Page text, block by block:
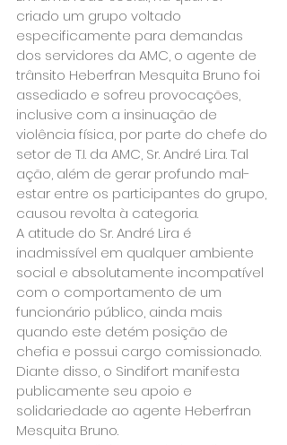
criado um grupo voltado
especificamente para demandas
dos servidores da AMC, o agente de
trânsito Heberfran Mesquita Bruno foi
assediado e sofreu provocações,
inclusive com a insinuação de
violência física, por parte do chefe do
setor de T.I. da AMC, Sr. André Lira. Tal
ação, além de gerar profundo mal-
estar entre os participantes do grupo,
causou revolta à categoria.
A atitude do Sr. André Lira é
inadmissível em qualquer ambiente
social e absolutamente incompatível
com o comportamento de um
funcionário público, ainda mais
quando este detém posição de
chefia e possui cargo comissionado.
Diante disso, o Sindifort manifesta
publicamente seu apoio e
solidariedade ao agente Heberfran
Mesquita Bruno.